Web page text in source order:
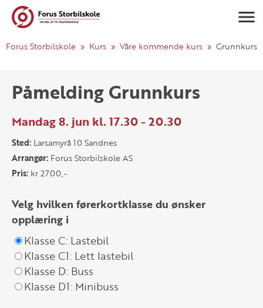
Forus Storbilskole Kurs Våre kommende kurs Grunnkurs
Påmelding Grunnkurs
Mandag 8. jun kl. 17.30 - 20.30
Sted: Larsamyrå 10 Sandnes
Arrangør: Forus Storbilskole AS
Pris: kr 2700,-
Velg hvilken førerkortklasse du ønsker
opplæring i
Klasse C: Lastebil
Klasse C1: Lett lastebil
Klasse D: Buss
Klasse D1: Minibuss